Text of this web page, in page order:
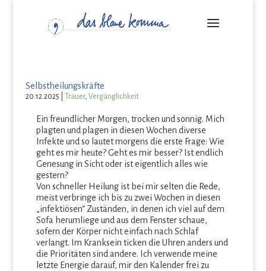
Selbstheilungskräfte
20.12.2025 Trauer, Vergänglichkeit
Ein freundlicher Morgen, trocken und sonnig. Mich
plagten und plagen in diesen Wochen diverse
Infekte und so lautet morgens die erste Frage: Wie
geht es mir heute? Geht es mir besser? Ist endlich
Genesung in Sicht oder ist eigentlich alles wie
gestern?
Von schneller Heilung ist bei mir selten die Rede,
meist verbringe ich bis zu zwei Wochen in diesen
„infektiösen“ Zuständen, in denen ich viel auf dem
Sofa herumliege und aus dem Fenster schaue,
sofern der Körper nicht einfach nach Schlaf
verlangt. Im Kranksein ticken die Uhren anders und
die Prioritäten sind andere. Ich verwende meine
letzte Energie darauf, mir den Kalender frei zu